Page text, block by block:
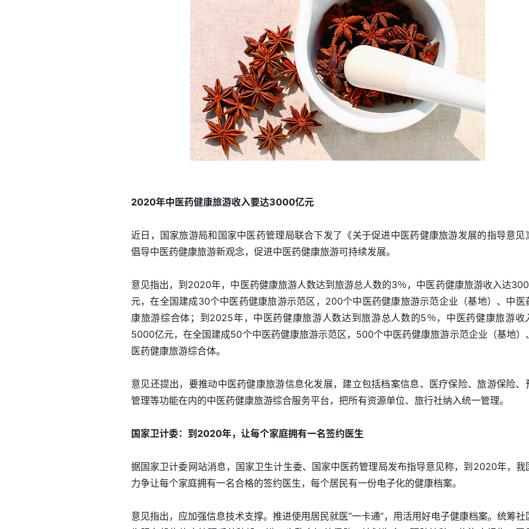
2020年中医药健康旅游收入要达3000亿元
近日，国家旅游局和国家中医药管理局联合下发了《关于促进中医药健康旅游发展的指导意见
倡导中医药健康旅游新观念，促进中医药健康旅游可持续发展。
意见指出，到2020年，中医药健康旅游人数达到旅游总人数的3％，中医药健康旅游收入达
元，在全国建成30个中医药健康旅游示范区，200个中医药健康旅游示范企业（基地）、中医
康旅游综合体；到2025年，中医药健康旅游人数达到旅游总人数的5％，中医药健康旅游收
5000亿元，在全国建成50个中医药健康旅游示范区，500个中医药健康旅游示范企业（基地）
医药健康旅游综合体。
意见还提出，要推动中医药健康旅游信息化发展，建立包括档案信息、医疗保险、旅游保险、
管理等功能在内的中医药健康旅游综合服务平台，把所有资源单位、旅行社纳入统一管理。
国家卫计委：到2020年，让每个家庭拥有一名签约医生
据国家卫计委网站消息，国家卫生计生委、国家中医药管理局发布指导意见称，到2020年，我
力争让每个家庭拥有一名合格的签约医生，每个居民有一份电子化的健康档案。
意见指出，应加强信息技术支撑。推进使用居民就医“一卡通”，用活用好电子健康档案。统筹社